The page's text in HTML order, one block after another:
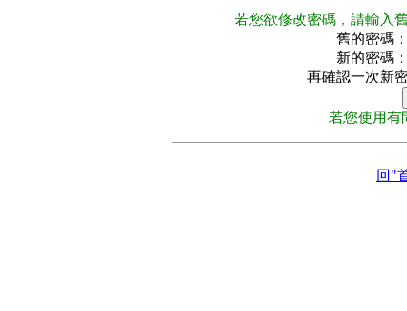
若您欲修改密碼，請輸入
舊的密碼
新的密碼
再確認一次新
若您使用有
回"